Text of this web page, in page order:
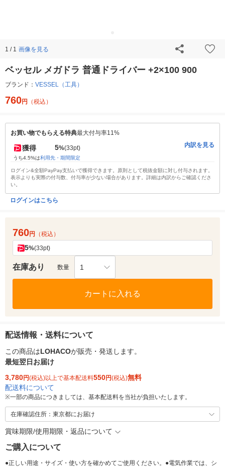
1 / 1 画像を見る
ベッセル メガドラ 普通ドライバー +2×100 900
ブランド： VESSEL（工具）
760円 （税込）
お買い物でもらえる特典最大付与率11%
獲得 5%(33pt)
うち4.5%は利用先・期間限定
内訳を見る
ログイン&全額PayPay支払いで獲得できます。原則として税抜金額に対し付与されます。
表示よりも実際の付与数、付与率が少ない場合があります。詳細は内訳からご確認くださ
い。
ログインはこちら
760円 （税込）
5%(33pt)
在庫あり 数量 1
カートに入れる
配送情報・送料について
この商品はLOHACOが販売・発送します。
最短翌日お届け
3,780円(税込)以上で基本配送料550円(税込)無料
配送料について
※一部の商品につきましては、基本配送料を当社が負担いたします。
在庫確認住所：東京都にお届け
賞味期限/使用期限・返品について
ご購入について
●正しい用途・サイズ・使い方を確かめてご使用ください。●電気作業では、シ